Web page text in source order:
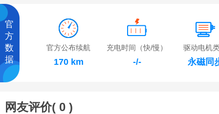
官
方
数
据
官方公布续航
170 km
充电时间（快/慢）
-/-
驱动电机
永磁同
网友评价( 0 )